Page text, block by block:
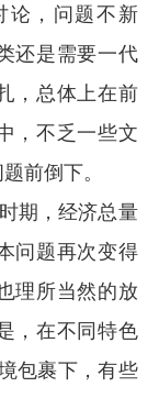
论，问题不新
还是需要一代
，总体上在前
，不乏一些文
前倒下。
期，经济总量
问题再次变得
理所当然的放
，在不同特色
包裹下，有些